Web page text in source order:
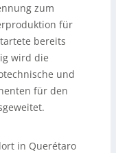
zum
für
bereits
wird die
und
für den
in Querétaro